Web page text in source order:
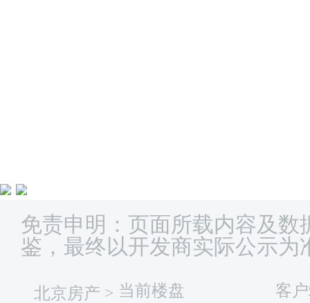
免责申明：页面所载内容及数
鉴，最终以开发商实际公示为
北京房产 > 当前楼盘 客